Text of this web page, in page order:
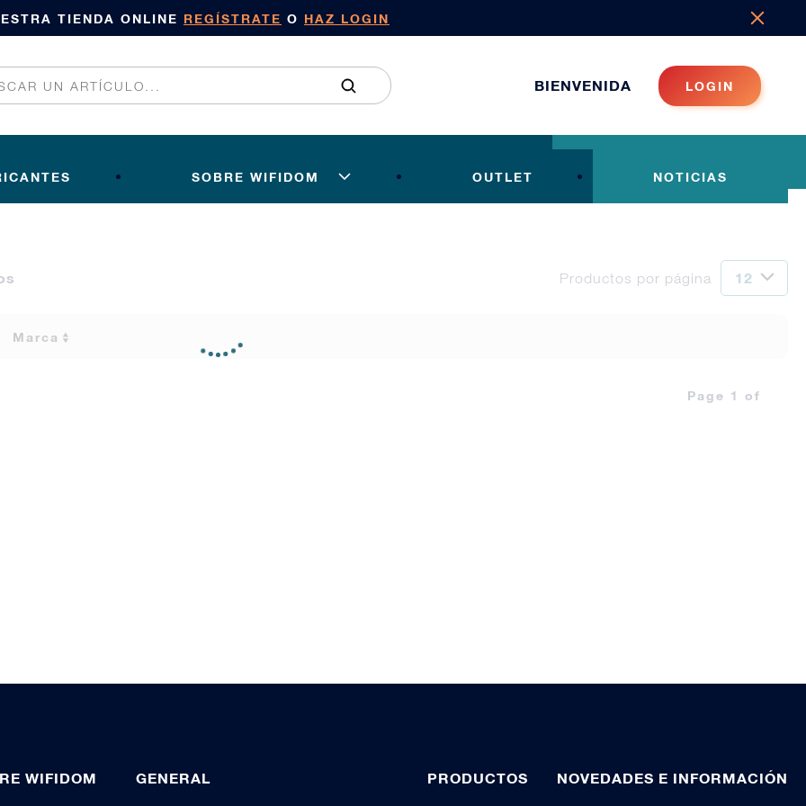
TIENDA ONLINE REGÍSTRATE O HAZ LOGIN
BIENVENIDA LOGIN
SOBRE WIFIDOM OUTLET NOTICIAS
Productos por página
Marca
Page 1 of
WIFIDOM GENERAL PRODUCTOS NOVEDADES E INFORMACIÓN